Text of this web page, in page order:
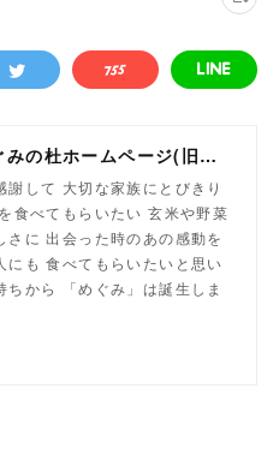
【公式】めぐみの杜ホームページ(旧自然食工房）
謝して 大切な家族にとびきり
食べてもらいたい 玄米や野菜
さに 出会った時のあの感動を
にも 食べてもらいたいと思い
ちから 「めぐみ」は誕生しま